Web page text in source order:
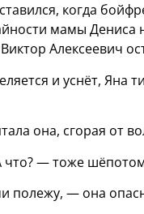
когда
мамы Дениса
Алексеевич
и уснёт, Яна
она, сгорая от
— тоже
— она